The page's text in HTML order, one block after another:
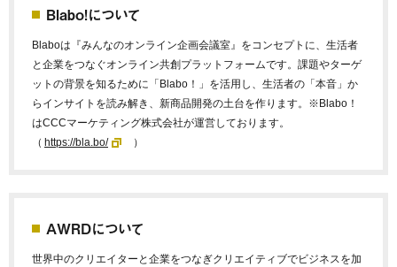
Blabo!について
Blaboは『みんなのオンライン企画会議室』をコンセプトに、生活者
と企業をつなぐオンライン共創プラットフォームです。課題やターゲ
ットの背景を知るために「Blabo！」を活用し、生活者の「本音」か
らインサイトを読み解き、新商品開発の土台を作ります。※Blabo！
はCCCマーケティング株式会社が運営しております。
（ https://bla.bo/ ）
AWRDについて
世界中のクリエイターと企業をつなぎクリエイティブでビジネスを加